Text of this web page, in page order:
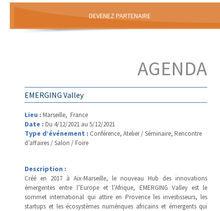
DEVENEZ PARTENAIRE
AGENDA
EMERGING Valley
Lieu : Marseille, France
Date : Du 4/12/2021 au 5/12/2021
Type d’événement : Conférence, Atelier / Séminaire, Rencontre
d’affaires / Salon / Foire
Description :
Créé en 2017 à Aix-Marseille, le nouveau Hub des innovations
émergentes entre l’Europe et l’Afrique, EMERGING Valley est le
sommet international qui attire en Provence les investisseurs, les
startups et les écosystèmes numériques africains et émergents qui